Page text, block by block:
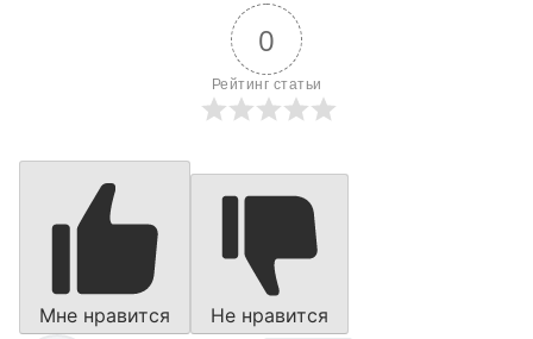
0
Рейтинг статьи
Мне нравится Не нравится